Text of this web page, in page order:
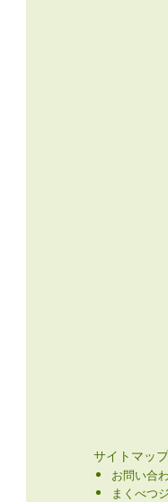
サイトマップ
お問い合
まくべつ